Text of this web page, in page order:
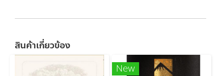
สินค้าเกี่ยวข้อง
New